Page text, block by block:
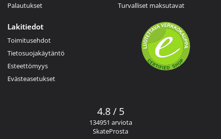
Palautukset
Turvalliset maksutavat
Lakitiedot
Toimitusehdot
Tietosuojakäytäntö
Esteettömyys
Evästeasetukset
4.8 / 5
134951 arviota
SkateProsta